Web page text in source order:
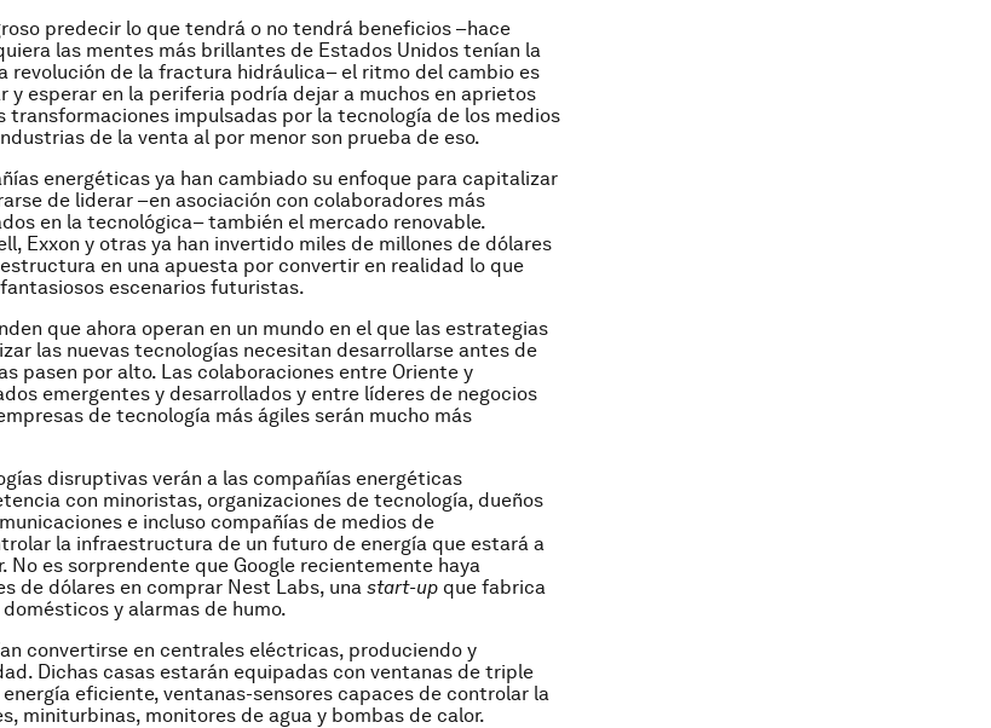
predecir lo que tendrá o no tendrá beneficios –hace
las mentes más brillantes de Estados Unidos tenían la
revolución de la fractura hidráulica– el ritmo del cambio es
y esperar en la periferia podría dejar a muchos en aprietos
transformaciones impulsadas por la tecnología de los medios
de la venta al por menor son prueba de eso.
energéticas ya han cambiado su enfoque para capitalizar
de liderar –en asociación con colaboradores más
en la tecnológica– también el mercado renovable.
Exxon y otras ya han invertido miles de millones de dólares
en una apuesta por convertir en realidad lo que
escenarios futuristas.
que ahora operan en un mundo en el que las estrategias
las nuevas tecnologías necesitan desarrollarse antes de
pasen por alto. Las colaboraciones entre Oriente y
emergentes y desarrollados y entre líderes de negocios
de tecnología más ágiles serán mucho más
disruptivas verán a las compañías energéticas
con minoristas, organizaciones de tecnología, dueños
e incluso compañías de medios de
la infraestructura de un futuro de energía que estará a
No es sorprendente que Google recientemente haya
de dólares en comprar Nest Labs, una start-up que fabrica
y alarmas de humo.
convertirse en centrales eléctricas, produciendo y
Dichas casas estarán equipadas con ventanas de triple
eficiente, ventanas-sensores capaces de controlar la
miniturbinas, monitores de agua y bombas de calor.